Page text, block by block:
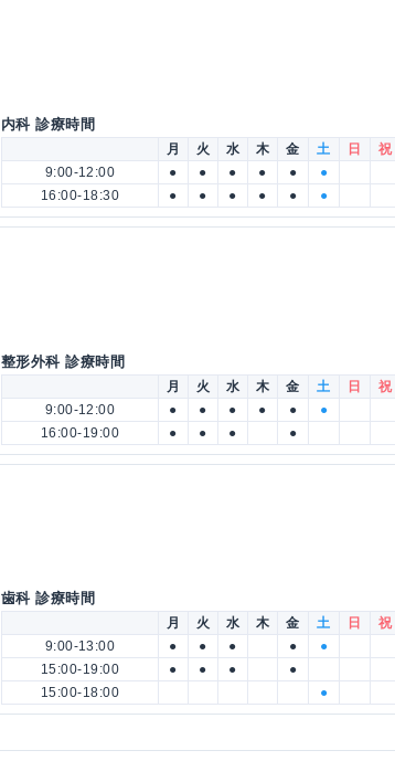
内科 診療時間
月 火 水 木 金 土 日
祝
9:00-12:00
● ● ● ● ●
●
16:00-18:30
● ● ● ● ● ●
整形外科 診療時間
月 火 水 木 金 土 日
祝
9:00-12:00
● ● ● ● ●
●
16:00-19:00
● ● ● ●
歯科 診療時間
月 火 水 木 金 土 日
祝
9:00-13:00
● ● ● ●
●
15:00-19:00
● ● ●
●
15:00-18:00
●